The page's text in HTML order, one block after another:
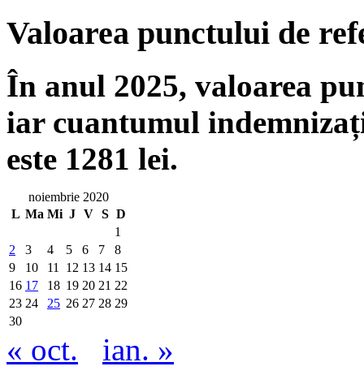
Valoarea punctului de
În anul 2025, valoarea
iar cuantumul
este 1281 lei.
noiembrie 2020
L Ma Mi J V S D
1
2
3 4 5 6 7
8
9
10 11 12 13 14 15
16 17 18 19 20 21 22
23 24 25 26 27 28 29
30
« oct. ian. »